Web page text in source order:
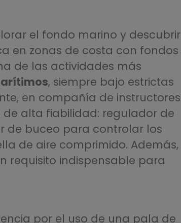
el fondo marino y descubrir
en zonas de costa con fondos
de las actividades más
, siempre bajo estrictas
en compañía de instructores
de alta fiabilidad: regulador de
de buceo para controlar los
de aire comprimido. Además,
requisito indispensable para
por el uso de una pala de